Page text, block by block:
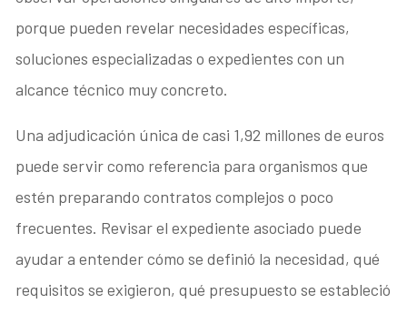
porque pueden revelar necesidades específicas,
soluciones especializadas o expedientes con un
alcance técnico muy concreto.
Una adjudicación única de casi 1,92 millones de euros
puede servir como referencia para organismos que
estén preparando contratos complejos o poco
frecuentes. Revisar el expediente asociado puede
ayudar a entender cómo se definió la necesidad, qué
requisitos se exigieron, qué presupuesto se estableció